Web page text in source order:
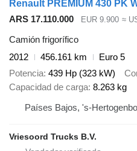
Renault PREMIUM 430 PK
ARS 17.110.000
EUR 9.900 ≈
Camión frigorífico
2012
456.161 km
Euro 5
Potencia 439 Hp (323 kW)
Capacidad de carga 8.263 kg
Países Bajos, 's-
Vriesoord Trucks B.V.